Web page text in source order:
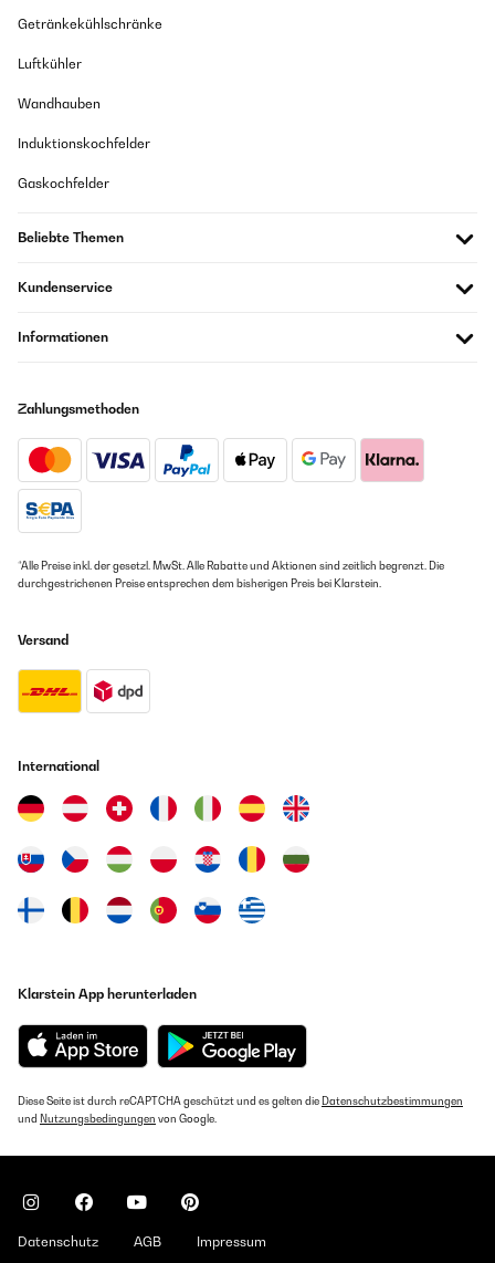
Getränkekühlschränke
Luftkühler
Wandhauben
Induktionskochfelder
Gaskochfelder
Beliebte Themen
Kundenservice
Informationen
Zahlungsmethoden
*Alle Preise inkl. der gesetzl. MwSt. Alle Rabatte und Aktionen sind zeitlich begrenzt. Die
durchgestrichenen Preise entsprechen dem bisherigen Preis bei Klarstein.
Versand
International
Klarstein App herunterladen
Diese Seite ist durch reCAPTCHA geschützt und es gelten die Datenschutzbestimmungen
und Nutzungsbedingungen von Google.
Datenschutz AGB Impressum